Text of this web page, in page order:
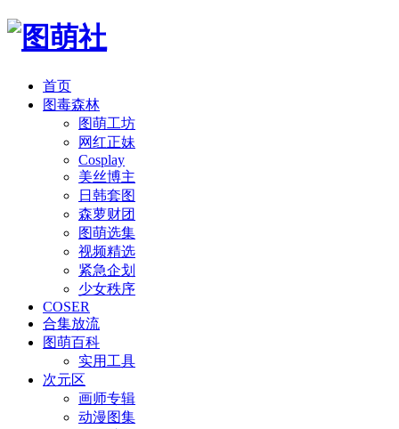
首页
图毒森林
图萌工坊
网红正妹
Cosplay
美丝博主
日韩套图
森萝财团
图萌选集
视频精选
紧急企划
少女秩序
COSER
合集放流
图萌百科
实用工具
次元区
画师专辑
动漫图集